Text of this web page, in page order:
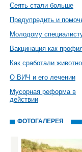
Сеять стали больше
Предупредить и
Молодому
Вакцинация как
Как сработали
О ВИЧ и его лечении
Мусорная реформа в
действии
ФОТОГАЛЕРЕЯ